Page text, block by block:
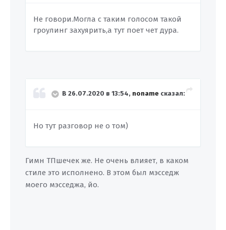
Не говори.Могла с таким голосом такой
гроулинг захуярить,а тут поет чет дура.
В 26.07.2020 в 13:54, noname сказал:
Но тут разговор не о том)
Гимн ТПшечек же. Не очень влияет, в каком
стиле это исполнено. В этом был мэсседж
моего мэсседжа, йо.